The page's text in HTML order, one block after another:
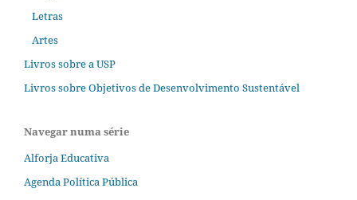
Letras
Artes
Livros sobre a USP
Livros sobre Objetivos de Desenvolvimento Sustentável
Navegar numa série
Alforja Educativa
Agenda Política Pública